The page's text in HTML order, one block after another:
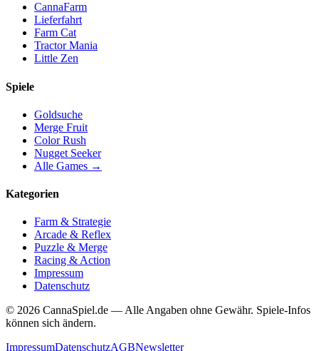
CannaFarm
Lieferfahrt
Farm Cat
Tractor Mania
Little Zen
Spiele
Goldsuche
Merge Fruit
Color Rush
Nugget Seeker
Alle Games →
Kategorien
Farm & Strategie
Arcade & Reflex
Puzzle & Merge
Racing & Action
Impressum
Datenschutz
© 2026 CannaSpiel.de — Alle Angaben ohne Gewähr. Spiele-Infos
können sich ändern.
ImpressumDatenschutzAGBNewsletter